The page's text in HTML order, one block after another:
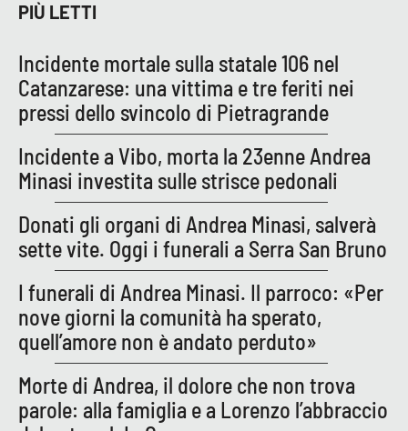
Lacplay.it
Lactv.it
Laconair.it
Lacitymag.it
Lacapitalenews.it
Ilreggino.it
Cosenzachannel.it
Ilvibonese.it
Catanzarochannel.it
PIÙ LETTI
Incidente mortale sulla statale 106 nel
Catanzarese: una vittima e tre feriti nei
pressi dello svincolo di Pietragrande
Incidente a Vibo, morta la 23enne Andrea
Minasi investita sulle strisce pedonali
Donati gli organi di Andrea Minasi, salverà
sette vite. Oggi i funerali a Serra San Bruno
I funerali di Andrea Minasi. Il parroco: «Per
nove giorni la comunità ha sperato,
quell’amore non è andato perduto»
Morte di Andrea, il dolore che non trova
parole: alla famiglia e a Lorenzo l’abbraccio